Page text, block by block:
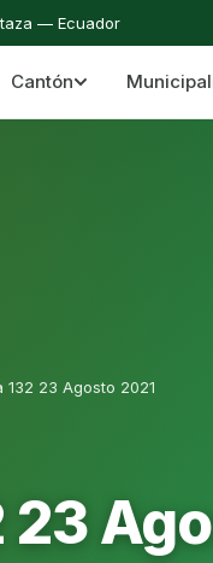
— Ecuador
Cantón Mera
Cantón
132 23 Agosto 2021
23